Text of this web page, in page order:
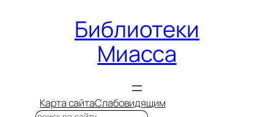
Библиотеки
Миасса
Карта сайтаСлабовидящим
Поиск